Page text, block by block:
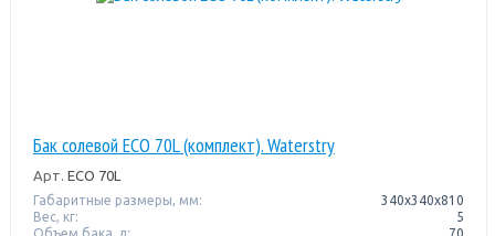
Бак солевой ECO 70L (комплект). Waterstry
Арт. ECO 70L
Габаритные размеры, мм:
340x340x810
Вес, кг:
5
Объем бака, л:
70